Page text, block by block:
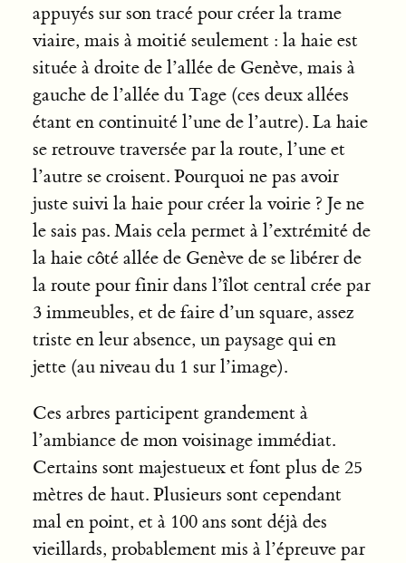
appuyés sur son tracé pour créer la trame
viaire, mais à moitié seulement : la haie est
située à droite de l’allée de Genève, mais à
gauche de l’allée du Tage (ces deux allées
étant en continuité l’une de l’autre). La haie
se retrouve traversée par la route, l’une et
l’autre se croisent. Pourquoi ne pas avoir
juste suivi la haie pour créer la voirie ? Je ne
le sais pas. Mais cela permet à l’extrémité de
la haie côté allée de Genève de se libérer de
la route pour finir dans l’îlot central crée par
3 immeubles, et de faire d’un square, assez
triste en leur absence, un paysage qui en
jette (au niveau du 1 sur l’image).
Ces arbres participent grandement à
l’ambiance de mon voisinage immédiat.
Certains sont majestueux et font plus de 25
mètres de haut. Plusieurs sont cependant
mal en point, et à 100 ans sont déjà des
vieillards, probablement mis à l’épreuve par